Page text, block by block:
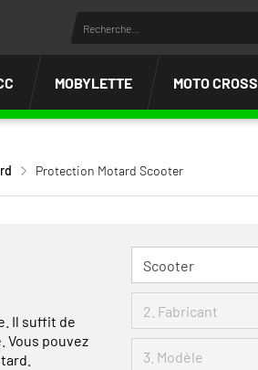
MOBYLETTE MOTO CROSS
Protection Motard Scooter
Il suffit de
Vous pouvez